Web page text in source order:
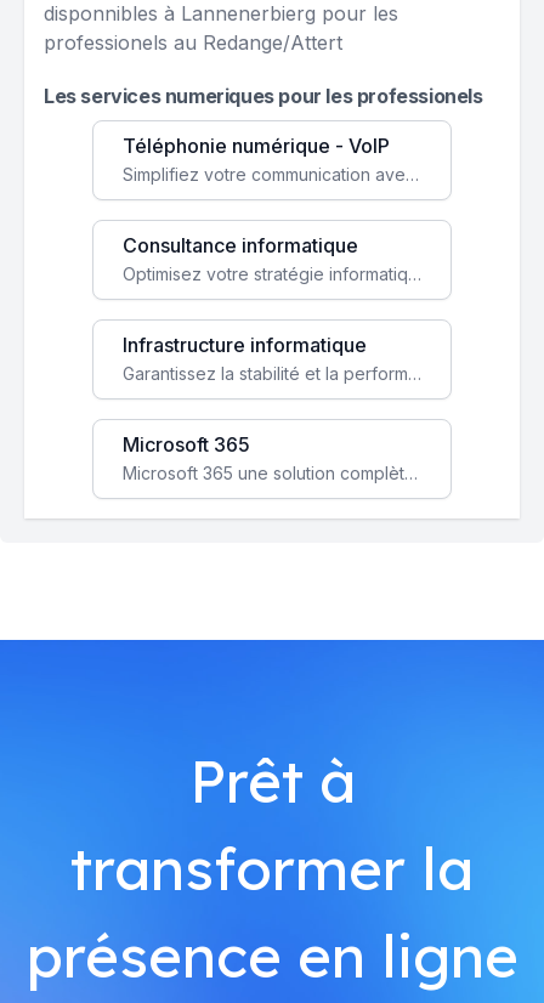
disponnibles à Lannenerbierg pour les
professionels au Redange/Attert
Les services numeriques pour les professionels
Téléphonie numérique - VoIP
Simplifiez votre communication avec une solution VoIP flexible, économique et adaptée à vos besoins professionnels.
Consultance informatique
Optimisez votre stratégie informatique avec l'expertise de nos consultants pour améliorer votre efficacité et sécurité.
Infrastructure informatique
Garantissez la stabilité et la performance de votre entreprise avec une infrastructure IT sécurisée et évolutive.
Microsoft 365
Microsoft 365 une solution complète qui booste votre productivité, renforce la sécurité de vos données et facilite la collaboration.
Prêt à
transformer la
présence en ligne